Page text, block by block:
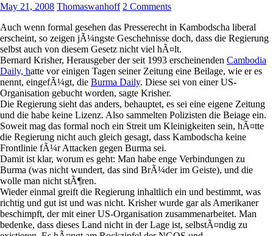
May 21, 2008 Thomaswanhoff 2 Comments
Auch wenn formal gesehen das Presserecht in Kambodscha liberal
erscheint, so zeigen jÃ¼ngste Geschehnisse doch, dass die Regierung
selbst auch von diesem Gesetz nicht viel hÃ¤lt.
Bernard Krisher, Herausgeber der seit 1993 erscheinenden Cambodia
Daily, hatte vor einigen Tagen seiner Zeitung eine Beilage, wie er es
nennt, eingefÃ¼gt, die Burma Daily. Diese sei von einer US-
Organisation gebucht worden, sagte Krisher.
Die Regierung sieht das anders, behauptet, es sei eine eigene Zeitung
und die habe keine Lizenz. Also sammelten Polizisten die Beiage ein.
Soweit mag das formal noch ein Streit um Kleinigkeiten sein, hÃ¤tte
die Regierung nicht auch gleich gesagt, dass Kambodscha keine
Frontlinie fÃ¼r Attacken gegen Burma sei.
Damit ist klar, worum es geht: Man habe enge Verbindungen zu
Burma (was nicht wundert, das sind BrÃ¼der im Geiste), und die
wolle man nicht stÃ¶ren.
Wieder einmal greift die Regierung inhaltlich ein und bestimmt, was
richtig und gut ist und was nicht. Krisher wurde gar als Amerikaner
beschimpft, der mit einer US-Organisation zusammenarbeitet. Man
bedenke, dass dieses Land nicht in der Lage ist, selbstÃ¤ndig zu